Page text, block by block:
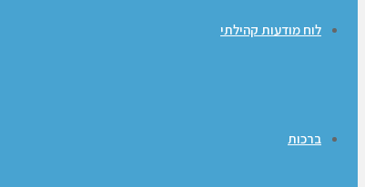
לוח מודעות קהילתי
ברכות